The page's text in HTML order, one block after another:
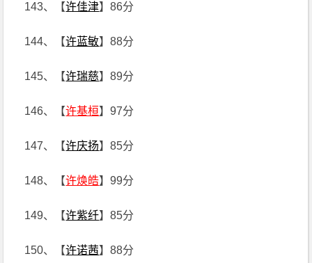
143、【许佳津】86分
144、【许蓝敏】88分
145、【许瑞慈】89分
146、【许基桓】97分
147、【许庆扬】85分
148、【许焕皓】99分
149、【许紫纤】85分
150、【许诺茜】88分